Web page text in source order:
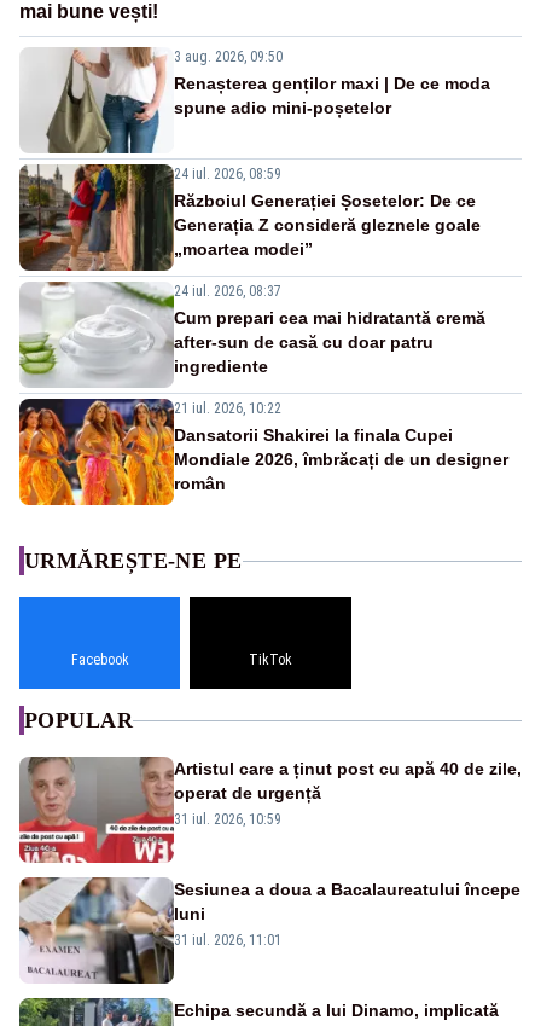
mai bune vești!
3 aug. 2026, 09:50
Renașterea genților maxi | De ce moda
spune adio mini-poșetelor
24 iul. 2026, 08:59
Războiul Generației Șosetelor: De ce
Generația Z consideră gleznele goale
„moartea modei”
24 iul. 2026, 08:37
Cum prepari cea mai hidratantă cremă
after-sun de casă cu doar patru
ingrediente
21 iul. 2026, 10:22
Dansatorii Shakirei la finala Cupei
Mondiale 2026, îmbrăcați de un designer
român
URMĂREȘTE-NE PE
Facebook TikTok
POPULAR
Artistul care a ținut post cu apă 40 de zile,
operat de urgență
31 iul. 2026, 10:59
Sesiunea a doua a Bacalaureatului începe
luni
31 iul. 2026, 11:01
Echipa secundă a lui Dinamo, implicată